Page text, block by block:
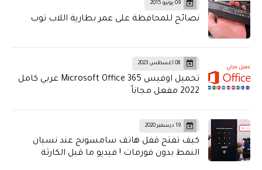
09 يونيو 2015
نصائح للمحافظة على عمر بطارية اللاب توب
08 أغسطس 2023
تحميل اوفيس Microsoft Office 365 عربي كامل
2022 مفعل مجاناً
19 ديسمبر 2020
كيف تفتح قفل هاتف سامسونج عند نسيان
النمط بدون فورمات ! فيديو ما قبل الكارثة